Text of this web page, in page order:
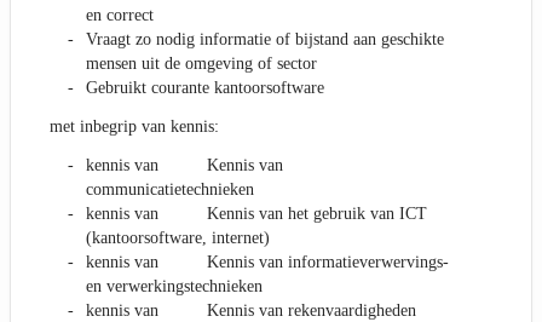
en correct
Vraagt zo nodig informatie of bijstand aan geschikte
mensen uit de omgeving of sector
Gebruikt courante kantoorsoftware
met inbegrip van kennis:
kennis van Kennis van
communicatietechnieken
kennis van Kennis van het gebruik van ICT
(kantoorsoftware, internet)
kennis van Kennis van informatieverwervings-
en verwerkingstechnieken
kennis van Kennis van rekenvaardigheden